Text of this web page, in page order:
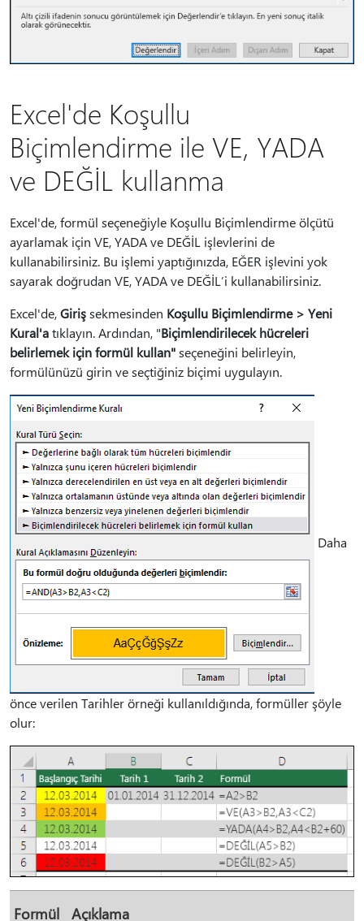
Excel'de Koşullu
Biçimlendirme ile VE, YADA
ve DEĞİL kullanma
Excel'de, formül seçeneğiyle Koşullu Biçimlendirme ölçütü
ayarlamak için VE, YADA ve DEĞİL işlevlerini de
kullanabilirsiniz. Bu işlemi yaptığınızda, EĞER işlevini yok
sayarak doğrudan VE, YADA ve DEĞİL’i kullanabilirsiniz.
Excel'de,Girişsekmesinden Koşullu Biçimlendirme > Yeni
Kural'atıklayın. Ardından, "Biçimlendirilecek hücreleri
belirlemek için formül kullan"seçeneğini belirleyin,
formülünüzü girin ve seçtiğiniz biçimi uygulayın.
Daha
önce verilen Tarihler örneği kullanıldığında, formüller şöyle
olur:
Formül Açıklama